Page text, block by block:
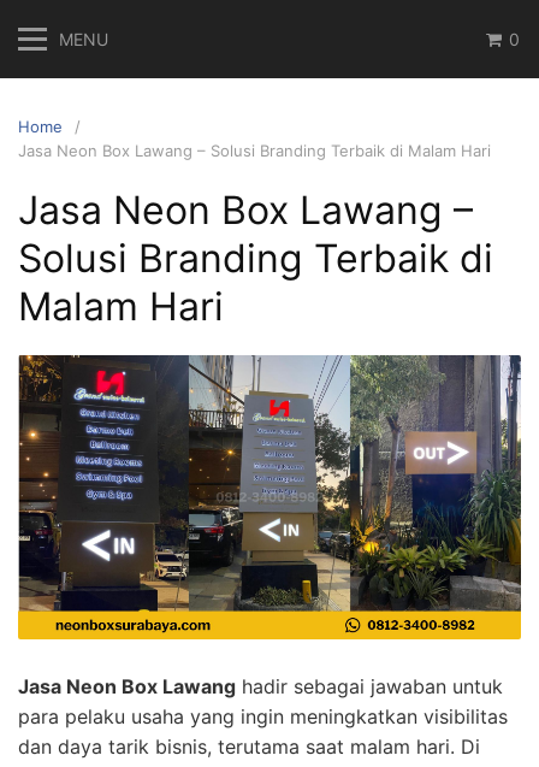
content
MENU 0
Home
Jasa Neon Box Lawang – Solusi Branding Terbaik di Malam Hari
Jasa Neon Box Lawang –
Solusi Branding Terbaik di
Malam Hari
Jasa Neon Box Lawang hadir sebagai jawaban untuk
para pelaku usaha yang ingin meningkatkan visibilitas
dan daya tarik bisnis, terutama saat malam hari. Di